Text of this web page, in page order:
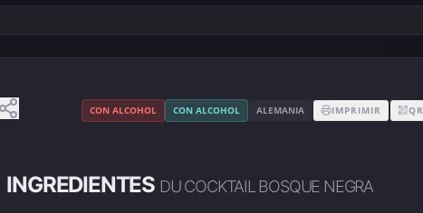
CON ALCOHOL CON ALCOHOL ALEMANIA IMPRIMIR QR
INGREDIENTES DU COCKTAIL BOSQUE NEGRA